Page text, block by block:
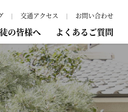
の皆様へ よくあるご質問
交通アクセス お問い合わせ